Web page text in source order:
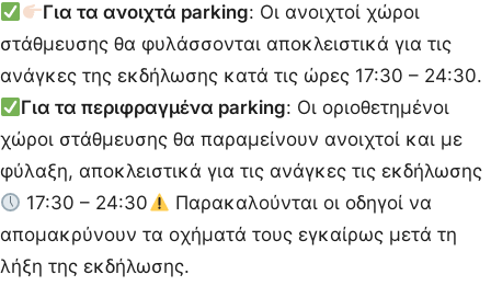
Για τα ανοιχτά parking: Οι ανοιχτοί χώροι
στάθμευσης θα φυλάσσονται αποκλειστικά για τις
ανάγκες της εκδήλωσης κατά τις ώρες 17:30 – 24:30.
Για τα περιφραγμένα parking: Οι οριοθετημένοι
χώροι στάθμευσης θα παραμείνουν ανοιχτοί και με
φύλαξη, αποκλειστικά για τις ανάγκες τις εκδήλωσης
17:30 – 24:30
Παρακαλούνται οι οδηγοί να
απομακρύνουν τα οχήματά τους εγκαίρως μετά τη
λήξη της εκδήλωσης.